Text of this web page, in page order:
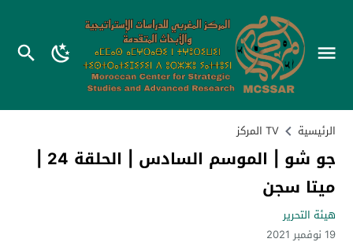
الرئيسية TV المركز
جو شو | الموسم السادس | الحلقة 24 |
ميتا سجن
هيئة التحرير
19 نوفمبر 2021